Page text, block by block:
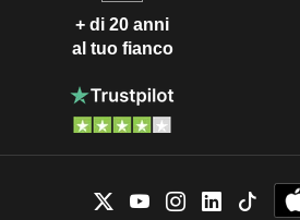
+ di 20 anni
al tuo fianco